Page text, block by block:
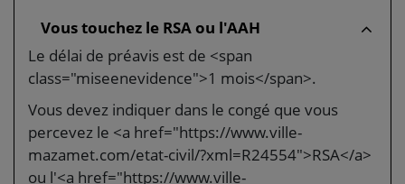
Vous touchez le RSA ou l'AAH
Le délai de préavis est de <span
class="miseenevidence">1 mois</span>.
Vous devez indiquer dans le congé que vous
percevez le <a href="https://www.ville-
mazamet.com/etat-civil/?xml=R24554">RSA</a>
ou l'<a href="https://www.ville-